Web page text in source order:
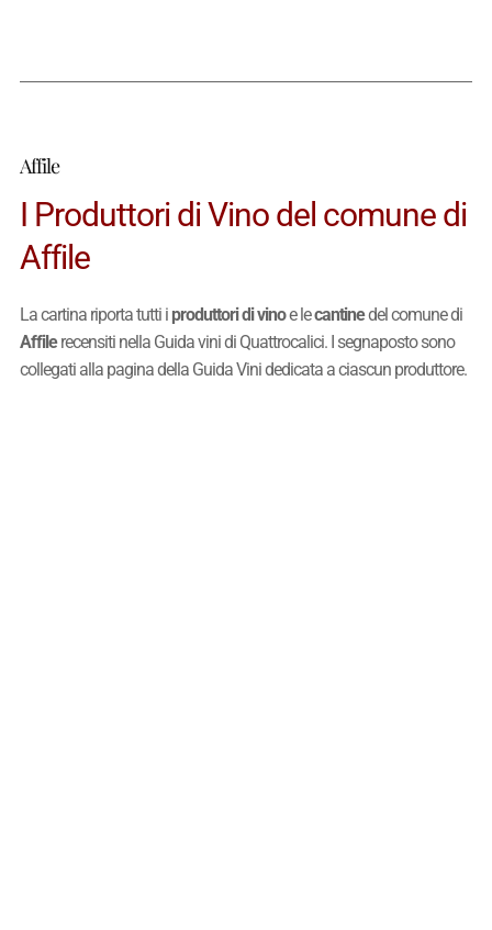
Affile
I Produttori di Vino del comune di
Affile
La cartina riporta tutti i produttori di vinoe lecantinedel comune di
Affilerecensiti nella Guida vini di Quattrocalici. I segnaposto sono
collegati alla pagina della Guida Vini dedicata a ciascun produttore.